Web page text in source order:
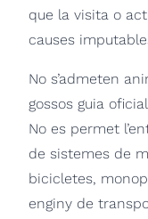
que la visita o
causes
No s’admeten
gossos guia
No es permet
de sistemes de
bicicletes,
enginy de